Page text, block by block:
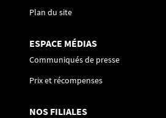
Plan du site
ESPACE MÉDIAS
Communiqués de presse
Prix et récompenses
NOS FILIALES